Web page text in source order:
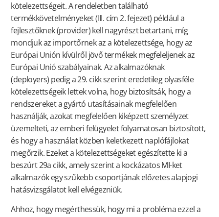
kötelezettségeit. A rendeletben található
termékkövetelményeket (III. cím 2. fejezet) például a
fejlesztőknek (provider) kell nagyrészt betartani, míg
mondjuk az importőrnek az a kötelezettsége, hogy az
Európai Unión kívülről jövő termékek megfeleljenek az
Európai Unió szabályainak. Az alkalmazóknak
(deployers) pedig a 29. cikk szerint eredetileg olyasféle
kötelezettségeik lettek volna, hogy biztosítsák, hogy a
rendszereket a gyártó utasításainak megfelelően
használják, azokat megfelelően kiképzett személyzet
üzemelteti, az emberi felügyelet folyamatosan biztosított,
és hogy a használat közben keletkezett naplófájlokat
megőrzik. Ezeket a kötelezettségeket egészítette ki a
beszúrt 29a cikk, amely szerint a kockázatos MI-ket
alkalmazók egy szűkebb csoportjának előzetes alapjogi
hatásvizsgálatot kell elvégezniük.
Ahhoz, hogy megérthessük, hogy mi a probléma ezzel a